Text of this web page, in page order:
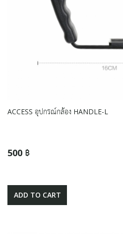
ACCESS อุปกรณ์กล้อง HANDLE-L
500 ฿
ADD TO CART